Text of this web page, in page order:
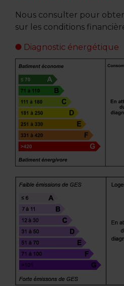
Nous consulter pour
sur les conditions
Diagnostic énergétique